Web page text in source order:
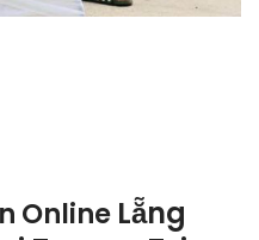
Online Lẵng